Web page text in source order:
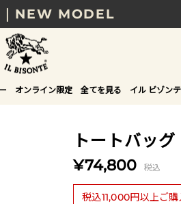
NEW MODEL
込11,000円以上で送料無
選べる、新しいギフトガ
LEATHER
オンライン限定 全てを見る イル ビゾン
トートバッグ
¥74,800 税込
税込11,000円以上ご